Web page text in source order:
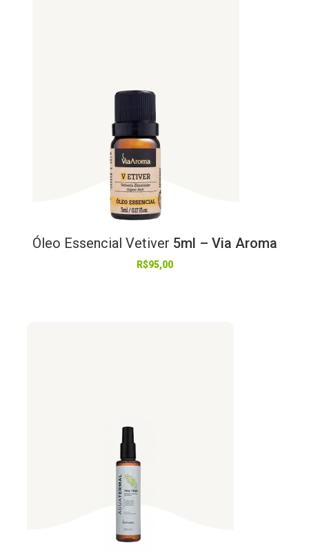
Óleo Essencial Vetiver 5ml – Via Aroma
R$95,00